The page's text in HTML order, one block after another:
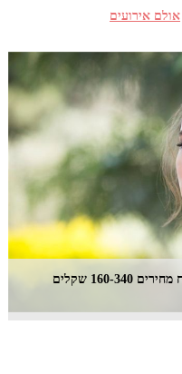
אולם אירועים
נזרים לראש הכלה בעיצוב עינב פדידה, טווח מחירים 160-340 שקלים